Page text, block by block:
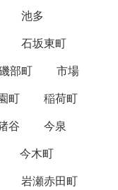
池多
石坂東町
部町
市場
町
稲荷町
谷
今泉
今木町
岩瀬赤田町